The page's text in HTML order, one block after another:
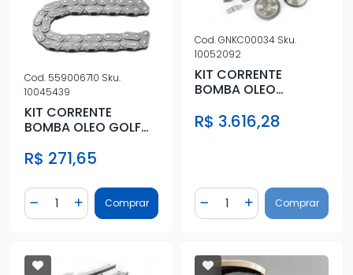
Cod. 559006710 Sku.
10045439
KIT CORRENTE
BOMBA OLEO GOLF
R$ 271,65
Diminuir Quantidade
Quantidade
Adicionar Quantidade
Comprar
Cod.GNKC00034 Sku.
10052092
KIT CORRENTE
BOMBA OLEO
2011
R$ 3.616,28
Diminuir Quantidade
Quantidade
AdicionarComprar